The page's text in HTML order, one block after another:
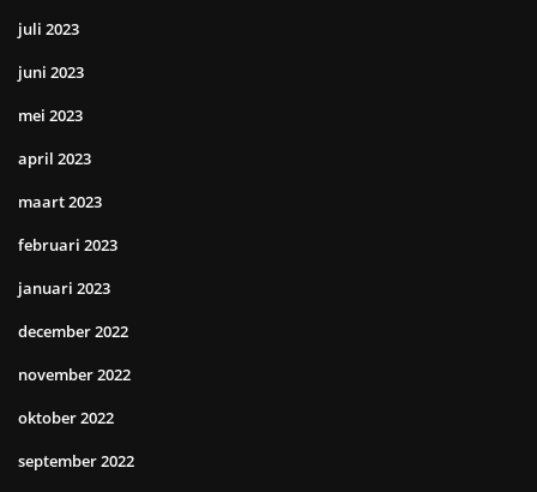
juli 2023
juni 2023
mei 2023
april 2023
maart 2023
februari 2023
januari 2023
december 2022
november 2022
oktober 2022
september 2022